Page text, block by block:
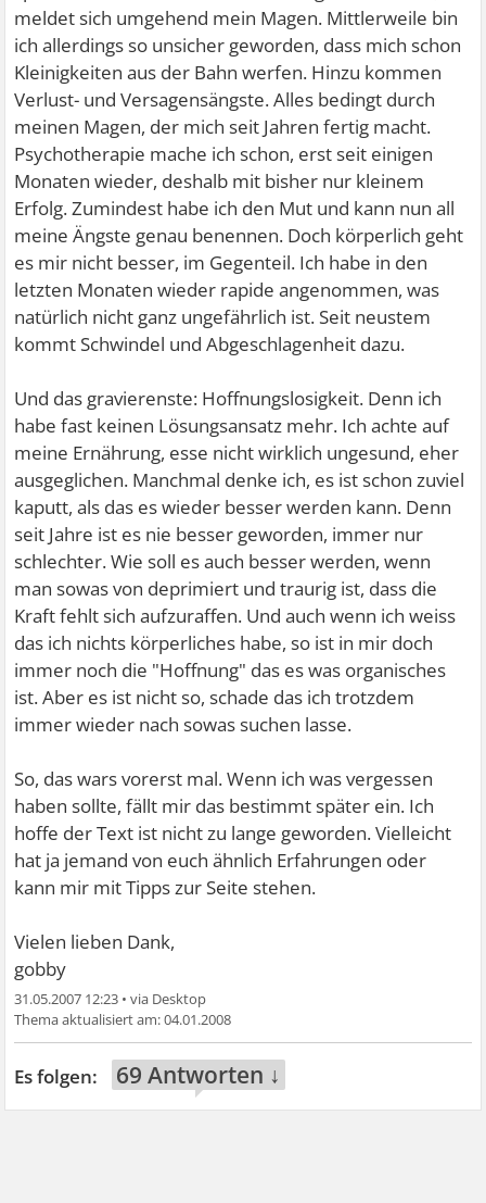
meldet sich umgehend mein Magen. Mittlerweile bin
ich allerdings so unsicher geworden, dass mich schon
Kleinigkeiten aus der Bahn werfen. Hinzu kommen
Verlust- und Versagensängste. Alles bedingt durch
meinen Magen, der mich seit Jahren fertig macht.
Psychotherapie mache ich schon, erst seit einigen
Monaten wieder, deshalb mit bisher nur kleinem
Erfolg. Zumindest habe ich den Mut und kann nun all
meine Ängste genau benennen. Doch körperlich geht
es mir nicht besser, im Gegenteil. Ich habe in den
letzten Monaten wieder rapide angenommen, was
natürlich nicht ganz ungefährlich ist. Seit neustem
kommt Schwindel und Abgeschlagenheit dazu.
Und das gravierenste: Hoffnungslosigkeit. Denn ich
habe fast keinen Lösungsansatz mehr. Ich achte auf
meine Ernährung, esse nicht wirklich ungesund, eher
ausgeglichen. Manchmal denke ich, es ist schon zuviel
kaputt, als das es wieder besser werden kann. Denn
seit Jahre ist es nie besser geworden, immer nur
schlechter. Wie soll es auch besser werden, wenn
man sowas von deprimiert und traurig ist, dass die
Kraft fehlt sich aufzuraffen. Und auch wenn ich weiss
das ich nichts körperliches habe, so ist in mir doch
immer noch die "Hoffnung" das es was organisches
ist. Aber es ist nicht so, schade das ich trotzdem
immer wieder nach sowas suchen lasse.
So, das wars vorerst mal. Wenn ich was vergessen
haben sollte, fällt mir das bestimmt später ein. Ich
hoffe der Text ist nicht zu lange geworden. Vielleicht
hat ja jemand von euch ähnlich Erfahrungen oder
kann mir mit Tipps zur Seite stehen.
Vielen lieben Dank,
gobby
31.05.2007 12:23 •
04.01.2008
69 Antworten ↓